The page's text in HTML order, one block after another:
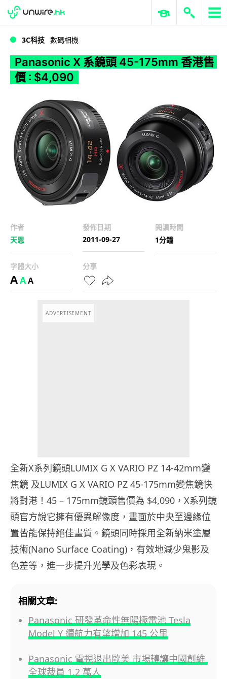
WWDC 2026 ERP 與商業 AI
3C科技 數碼相機
Panasonic X 系鏡頭 45-175mm 香港售
價 : $4,090
作者
天恩
發佈日期
2011-09-27
閱讀時間
1分鐘
字體大小
AAA
分享
ADVERTISEMENT
全新X系列鏡頭LUMIX G X VARIO PZ 14-42mm變
焦鏡 及LUMIX G X VARIO PZ 45-175mm變焦鏡快
將對港！45 – 175mm鏡頭售價為 $4,090，X系列鏡
頭官方說它擁有優異解像度， 畫面於中央至邊緣位
置皆能保持絕佳畫質。 鏡頭同時採用全新納米塗層
技術(Nano Surface Coating)，有效地減少鬼影及
色差等， 進一步提升光學及色彩表現。
相關文章:
Panasonic 研發革命性無陽極電池 Tesla
Model Y 續航力有望增加 145 公里
Panasonic 電視退出歐美 市場轉讓中國創維
全球裁員 1.2 萬人